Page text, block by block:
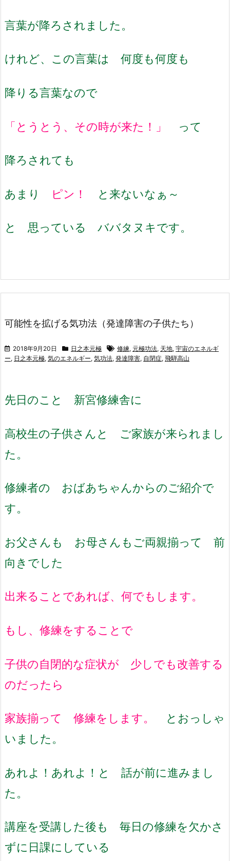
言葉が降ろされました。
けれど、この言葉は 何度も何度も
降りる言葉なので
「とうとう、その時が来た！」 って
降ろされても
あまり ピン！ と来ないなぁ～
と 思っている ババタヌキです。
可能性を拡げる気功法（発達障害の子供たち）
2018年9月20日 日之本元極 修練, 元極功法, 天地, 宇宙のエネルギ
ー, 日之本元極, 気のエネルギー, 気功法, 発達障害, 自閉症, 飛騨高山
先日のこと 新宮修練舎に
高校生の子供さんと ご家族が来られまし
た。
修練者の おばあちゃんからのご紹介で
す。
お父さんも お母さんもご両親揃って 前
向きでした
出来ることであれば、何でもします。
もし、修練をすることで
子供の自閉的な症状が 少しでも改善する
のだったら
家族揃って 修練をします。
とおっしゃ
いました。
あれよ！あれよ！と 話が前に進みまし
た。
講座を受講した後も 毎日の修練を欠かさ
ずに日課にしている